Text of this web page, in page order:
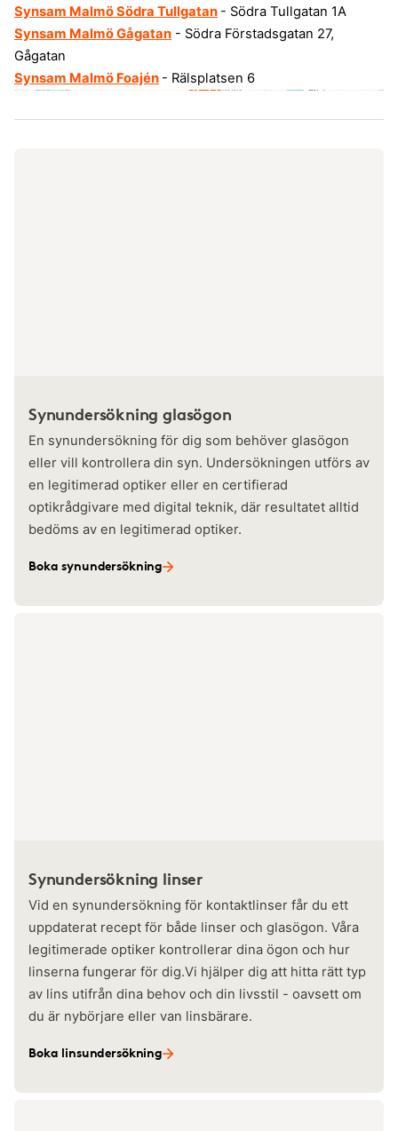
Synsam Malmö Södra Tullgatan - Södra Tullgatan 1A
Synsam Malmö Gågatan - Södra Förstadsgatan 27,
Gågatan
Synsam Malmö Foajén - Rälsplatsen 6
Synundersökning glasögon
En synundersökning för dig som behöver glasögon
eller vill kontrollera din syn. Undersökningen utförs av
en legitimerad optiker eller en certifierad
optikrådgivare med digital teknik, där resultatet alltid
bedöms av en legitimerad optiker.
Boka synundersökning
Synundersökning linser
Vid en synundersökning för kontaktlinser får du ett
uppdaterat recept för både linser och glasögon. Våra
legitimerade optiker kontrollerar dina ögon och hur
linserna fungerar för dig.Vi hjälper dig att hitta rätt typ
av lins utifrån dina behov och din livsstil - oavsett om
du är nybörjare eller van linsbärare.
Boka linsundersökning